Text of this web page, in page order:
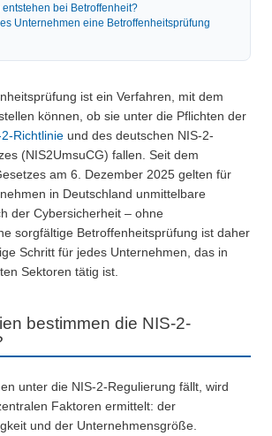
bei Betroffenheit?
Unternehmen eine Betroffenheitsprüfung
ist ein Verfahren, mit dem
können, ob sie unter die Pflichten der
2-Richtlinie und des deutschen NIS-2-
(NIS2UmsuCG) fallen. Seit dem
am 6. Dezember 2025 gelten für
in Deutschland unmittelbare
der Cybersicherheit – ohne
sorgfältige Betroffenheitsprüfung ist daher
Schritt für jedes Unternehmen, das in
Sektoren tätig ist.
bestimmen die NIS-2-
unter die NIS-2-Regulierung fällt, wird
Faktoren ermittelt: der
und der Unternehmensgröße.